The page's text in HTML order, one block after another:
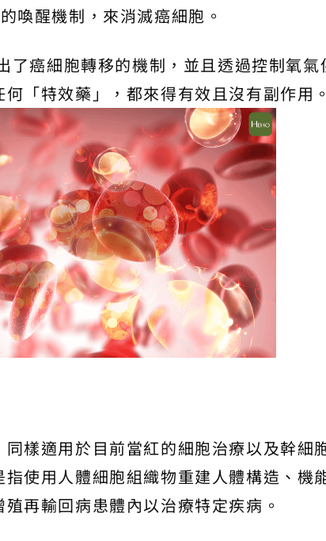
喚醒機制，來消滅癌細胞。
了癌細胞轉移的機制，並且透過控制氧氣
「特效藥」，都來得有效且沒有副作用
同樣適用於目前當紅的細胞治療以及幹細
使用人體細胞組織物重建人體構造、機
再輸回病患體內以治療特定疾病。